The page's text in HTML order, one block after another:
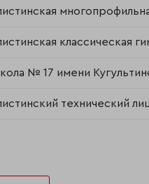
классическая
№ 17 имени
технический